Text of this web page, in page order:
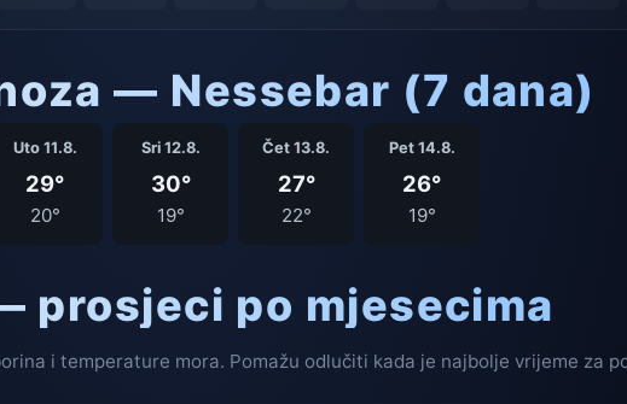
— Nessebar (7 dana)
Uto 11.8.
29°
20°
Sri 12.8.
30°
19°
Čet 13.8.
27°
22°
Pet 14.8.
26°
19°
prosjeci po mjesecima
i temperature mora. Pomažu odlučiti kada je najbolje vrijeme za